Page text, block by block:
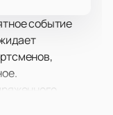
событие